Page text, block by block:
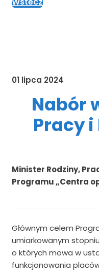
01 lipca 2024
Nabór
Pracy
Minister Rodziny,
Programu „Centra
Głównym celem
umiarkowanym
o których mowa w
funkcjonowania